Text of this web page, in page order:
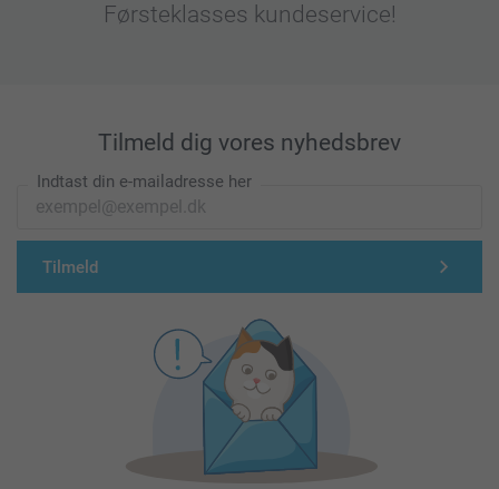
Førsteklasses kundeservice!
Tilmeld dig vores nyhedsbrev
Indtast din e-mailadresse her
Tilmeld